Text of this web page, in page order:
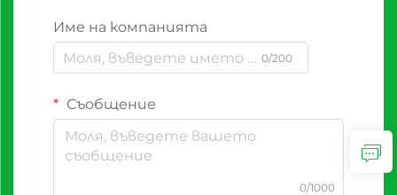
Име на компанията
0/200
Съобщение
0/1000